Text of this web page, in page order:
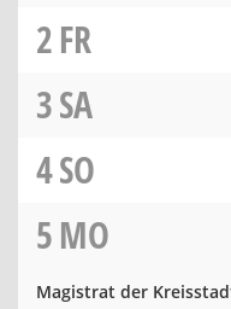
2FR
3SA
4SO
5MO
Magistrat der